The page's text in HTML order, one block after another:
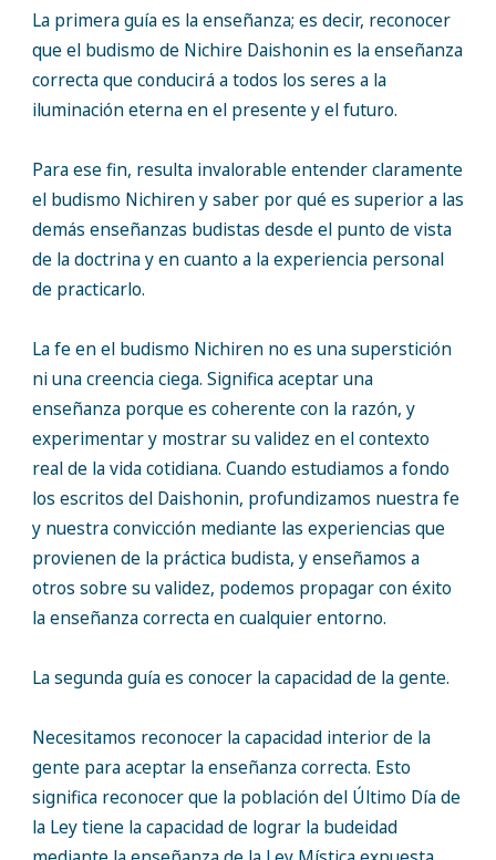
La primera guía es la enseñanza; es decir, reconocer
que el budismo de Nichire Daishonin es la enseñanza
correcta que conducirá a todos los seres a la
iluminación eterna en el presente y el futuro.
Para ese fin, resulta invalorable entender claramente
el budismo Nichiren y saber por qué es superior a las
demás enseñanzas budistas desde el punto de vista
de la doctrina y en cuanto a la experiencia personal
de practicarlo.
La fe en el budismo Nichiren no es una superstición
ni una creencia ciega. Significa aceptar una
enseñanza porque es coherente con la razón, y
experimentar y mostrar su validez en el contexto
real de la vida cotidiana. Cuando estudiamos a fondo
los escritos del Daishonin, profundizamos nuestra fe
y nuestra convicción mediante las experiencias que
provienen de la práctica budista, y enseñamos a
otros sobre su validez, podemos propagar con éxito
la enseñanza correcta en cualquier entorno.
La segunda guía es conocer la capacidad de la gente.
Necesitamos reconocer la capacidad interior de la
gente para aceptar la enseñanza correcta. Esto
significa reconocer que la población del Último Día de
la Ley tiene la capacidad de lograr la budeidad